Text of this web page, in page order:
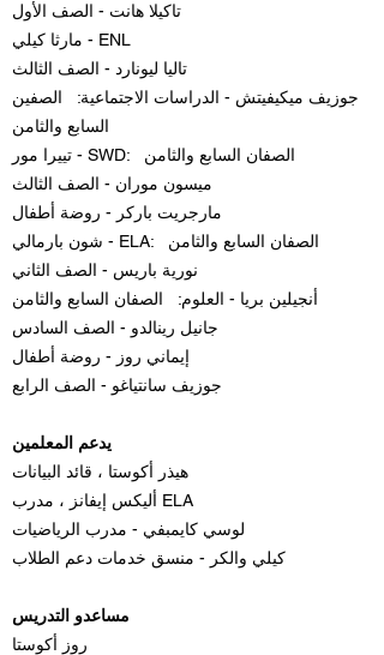
تاكيلا هانت - الصف الأول
مارثا كيلي - ENL
تاليا ليونارد - الصف الثالث
جوزيف ميكيفيتش - الدراسات الاجتماعية: الصفين
السابع والثامن
تييرا مور - SWD: الصفان السابع والثامن
ميسون موران - الصف الثالث
مارجريت باركر - روضة أطفال
شون بارمالي - ELA: الصفان السابع والثامن
نورية باريس - الصف الثاني
أنجيلين بريا - العلوم: الصفان السابع والثامن
جانيل رينالدو - الصف السادس
إيماني روز - روضة أطفال
جوزيف سانتياغو - الصف الرابع
يدعم المعلمين
هيذر أكوستا ، قائد البيانات
أليكس إيفانز ، مدرب ELA
لوسي كايمبفي - مدرب الرياضيات
كيلي والكر - منسق خدمات دعم الطلاب
مساعدو التدريس
روز أكوستا